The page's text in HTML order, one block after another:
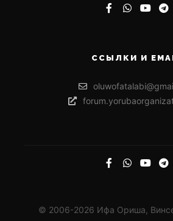
ССЫЛКИ И
© 2006-2026 Ифа Ориша,